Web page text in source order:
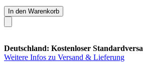
In den Warenkorb
Deutschland: Kostenloser
Weitere Infos zu Versand & Lieferung